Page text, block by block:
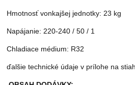
Hmotnosť vonkajšej jednotky: 23 kg
Napájanie: 220-240 / 50 / 1
Chladiace médium: R32
ďalšie technické údaje v prílohe na